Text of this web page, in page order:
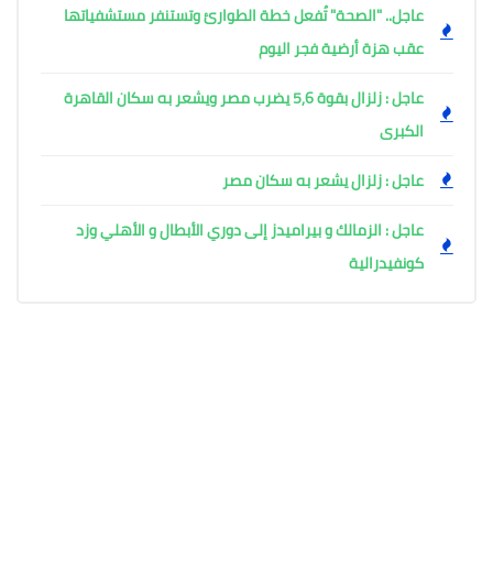
عاجل.. "الصحة" تُفعل خطة الطوارئ وتستنفر مستشفياتها
عقب هزة أرضية فجر اليوم ​
عاجل : زلزال بقوة 5,6 يضرب مصر ويشعر به سكان القاهرة
الكبرى
عاجل : زلزال يشعر به سكان مصر
عاجل : الزمالك و بيراميدز إلى دوري الأبطال و الأهلي وزد
كونفيدرالية